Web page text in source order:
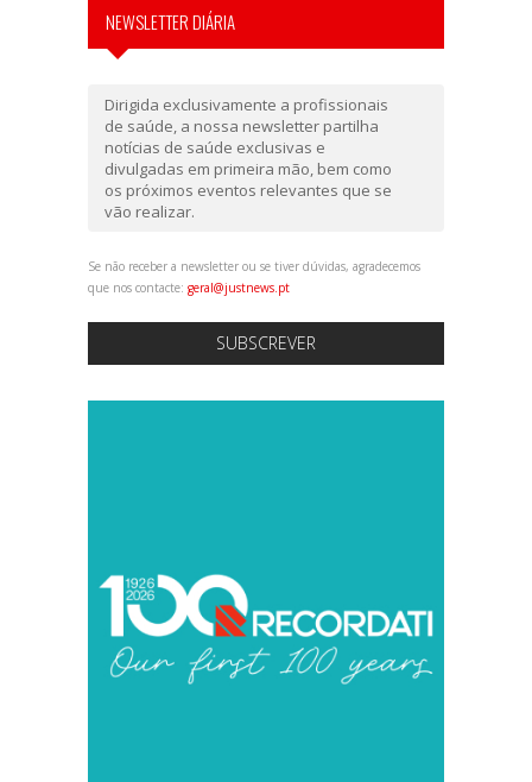
NEWSLETTER DIÁRIA
Dirigida exclusivamente a profissionais
de saúde, a nossa newsletter partilha
notícias de saúde exclusivas e
divulgadas em primeira mão, bem como
os próximos eventos relevantes que se
vão realizar.
Se não receber a newsletter ou se tiver dúvidas, agradecemos
que nos contacte: geral@justnews.pt
SUBSCREVER